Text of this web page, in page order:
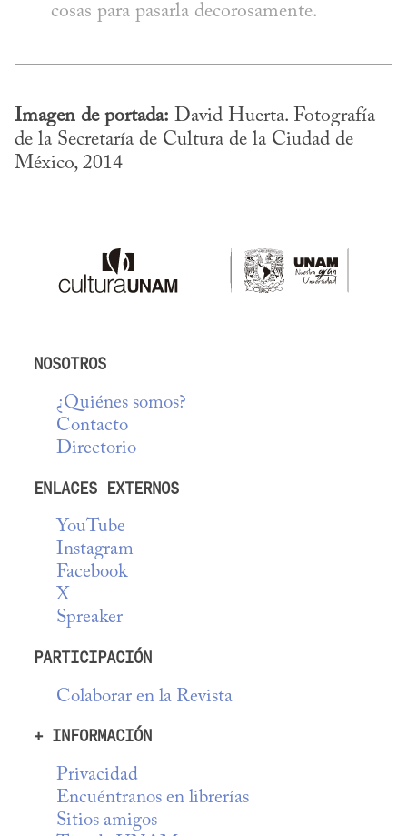
cosas para pasarla decorosamente.
Imagen de portada: David Huerta. Fotografía
de la Secretaría de Cultura de la Ciudad de
México, 2014
NOSOTROS
¿Quiénes somos?
Contacto
Directorio
ENLACES EXTERNOS
YouTube
Instagram
Facebook
X
Spreaker
PARTICIPACIÓN
Colaborar en la Revista
+ INFORMACIÓN
Privacidad
Encuéntranos en librerías
Sitios amigos